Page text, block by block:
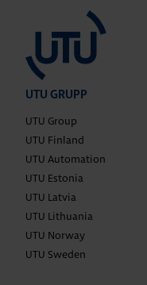
UTU GRUPP
UTU Group
UTU Finland
UTU Automation
UTU Estonia
UTU Latvia
UTU Lithuania
UTU Norway
UTU Sweden